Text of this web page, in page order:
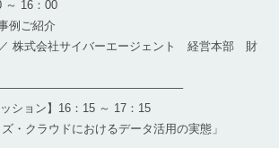
～ 16：00
ご紹介
式会社サイバーエージェント 経営本部 財
ション】16：15 ～ 17：15
・クラウドにおけるデータ活用の実態」